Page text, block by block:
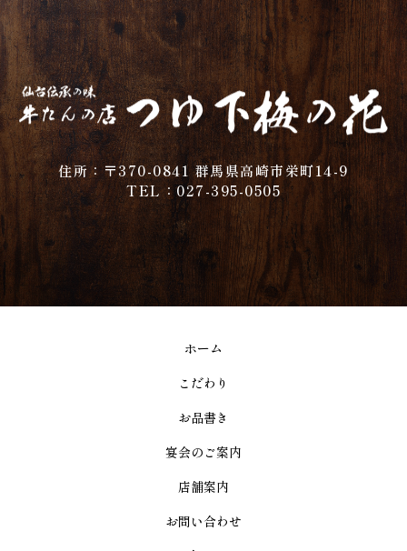
住所：〒370-0841 群馬県高崎市栄町14-9
TEL：027-395-0505
ホーム
こだわり
お品書き
宴会のご案内
店舗案内
お問い合わせ